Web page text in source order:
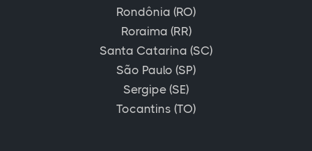
Rondônia (RO)
Roraima (RR)
Santa Catarina (SC)
São Paulo (SP)
Sergipe (SE)
Tocantins (TO)